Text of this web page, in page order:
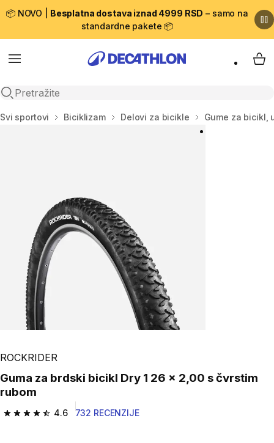
📦 NOVO | Besplatna dostava iznad 4999 RSD – samo na
standardne pakete 📦
Menu
Open search
My
Početna stranica
Svi sportovi Biciklizam Delovi za bicikle Gume za bicikl,
ROCKRIDER
Guma za brdski bicikl Dry 1 26 x 2,00 s čvrstim
rubom
4.6
4.6 od 5 zvezdica from 732 Recenzije
732 RECENZIJE